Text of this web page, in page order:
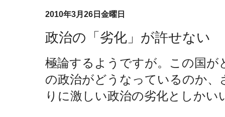
2010年3月26日金曜日
政治の「劣化」が許せない
極論するようですが。この国
の政治がどうなっているのか
りに激しい政治の劣化としか